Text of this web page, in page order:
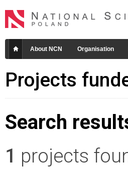
About NCN Organisation
Projects
Search
1 projects